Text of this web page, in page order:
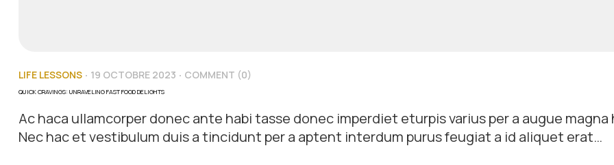
LIFE LESSONS 19 OCTOBRE 2023 COMMENT (0)
QUICK CRAVINGS: UNRAVELING FAST FOOD DELIGHTS
Ac haca ullamcorper donec ante habi tasse donec imperdiet eturpis varius per a augue magna
Nec hac et vestibulum duis a tincidunt per a aptent interdum purus feugiat a id aliquet erat